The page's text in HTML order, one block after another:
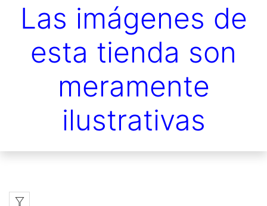
Las imágenes de
esta tienda son
meramente
ilustrativas